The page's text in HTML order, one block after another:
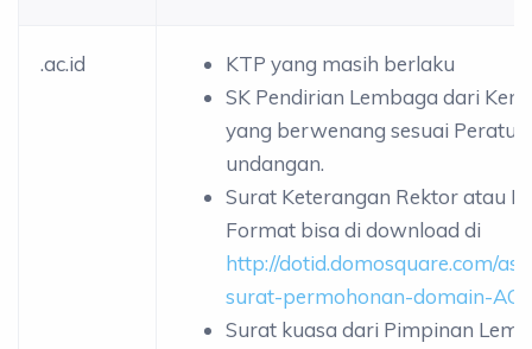
.ac.id
KTP yang masih berlaku
SK Pendirian Lembaga dari
yang berwenang sesuai
undangan.
Surat Keterangan Rektor atau
Format bisa di download di
http://dotid.domosquare.com/
surat-permohonan-domain-
Surat kuasa dari Pimpinan